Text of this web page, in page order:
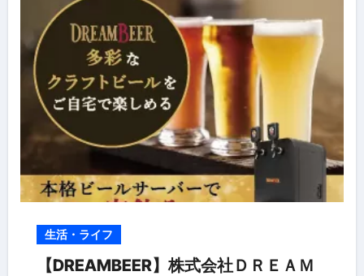
生活・ライフ
【DREAMBEER】株式会社ＤＲＥＡＭ